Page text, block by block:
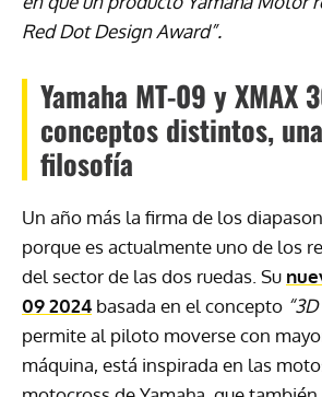
Red Dot Design Award”.
Yamaha MT-09 y XMAX
conceptos distintos,
filosofía
Un año más la firma de los
porque es actualmente uno de los
del sector de las dos ruedas. Su
09 2024 basada en el concepto
permite al piloto moverse con
máquina, está inspirada en las